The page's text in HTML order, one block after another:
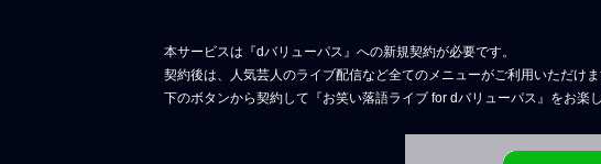
本サービスは『dバリューパス』への新規契約が必要です。
契約後は、人気芸人のライブ配信など全てのメニューがご利用いただけま
下のボタンから契約して『お笑い落語ライブ for dバリューパス』をお楽し